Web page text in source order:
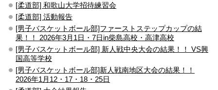
[柔道部] 和歌山大学招待練習会
[柔道部] 活動報告
[男子バスケットボール部]ファーストステップカップの結
果！！ 2026年3月1日・7日in柴島高校・高津高校
[男子バスケットボール部] 新人戦中央大会の結果！！ VS興
国高等学校
[男子バスケットボール部]新人戦南地区大会の結果！！
2026年1月12・17・18・25日